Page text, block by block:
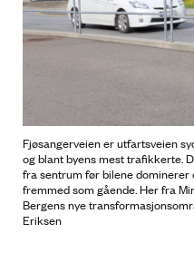
Fjøsangerveien er utfartsveien
og blant byens mest trafikkerte.
fra sentrum før bilene dominerer
fremmed som gående. Her fra
Bergens nye
Eriksen